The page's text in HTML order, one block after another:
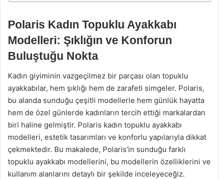
Polaris Kadın Topuklu Ayakkabı
Modelleri: Şıklığın ve Konforun
Buluştuğu Nokta
Kadın giyiminin vazgeçilmez bir parçası olan topuklu
ayakkabılar, hem şıklığı hem de zarafeti simgeler. Polaris,
bu alanda sunduğu çeşitli modellerle hem günlük hayatta
hem de özel günlerde kadınların tercih ettiği markalardan
biri haline gelmiştir. Polaris kadın topuklu ayakkabı
modelleri, estetik tasarımları ve konforlu yapılarıyla dikkat
çekmektedir. Bu makalede, Polaris’in sunduğu farklı
topuklu ayakkabı modellerini, bu modellerin özelliklerini ve
kullanım alanlarını detaylı bir şekilde inceleyeceğiz.